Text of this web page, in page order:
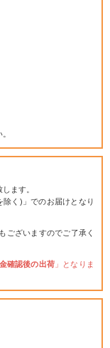
ます。
く)」でのお届けとなり
ございますのでご了承く
確認後の出荷 」となりま